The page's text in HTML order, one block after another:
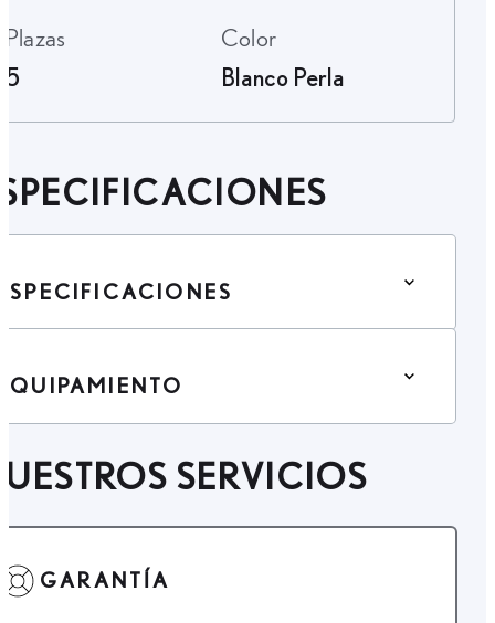
Plazas
5
Color
Blanco Perla
SERVICIOS
GARANTÍA